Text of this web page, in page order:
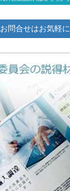
お問合せはお気軽に